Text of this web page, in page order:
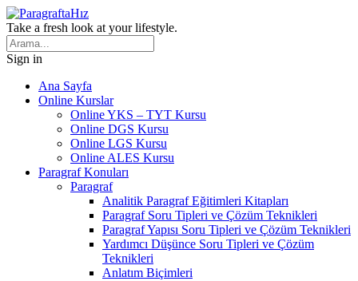
Take a fresh look at your lifestyle.
Sign in
Ana Sayfa
Online Kurslar
Online YKS – TYT Kursu
Online DGS Kursu
Online LGS Kursu
Online ALES Kursu
Paragraf Konuları
Paragraf
Analitik Paragraf Eğitimleri Kitapları
Paragraf Soru Tipleri ve Çözüm Teknikleri
Paragraf Yapısı Soru Tipleri ve Çözüm Teknikleri
Yardımcı Düşünce Soru Tipleri ve Çözüm
Teknikleri
Anlatım Biçimleri